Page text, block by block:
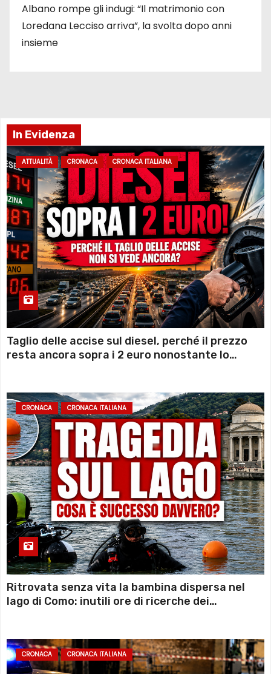
Albano rompe gli indugi: “Il matrimonio con
Loredana Lecciso arriva”, la svolta dopo anni
insieme
In Evidenza
ATTUALITÀ CRONACA CRONACA ITALIANA
Taglio delle accise sul diesel, perché il prezzo
resta ancora sopra i 2 euro nonostante lo
CRONACA CRONACA ITALIANA
Ritrovata senza vita la bambina dispersa nel
lago di Como: inutili ore di ricerche dei
CRONACA CRONACA ITALIANA